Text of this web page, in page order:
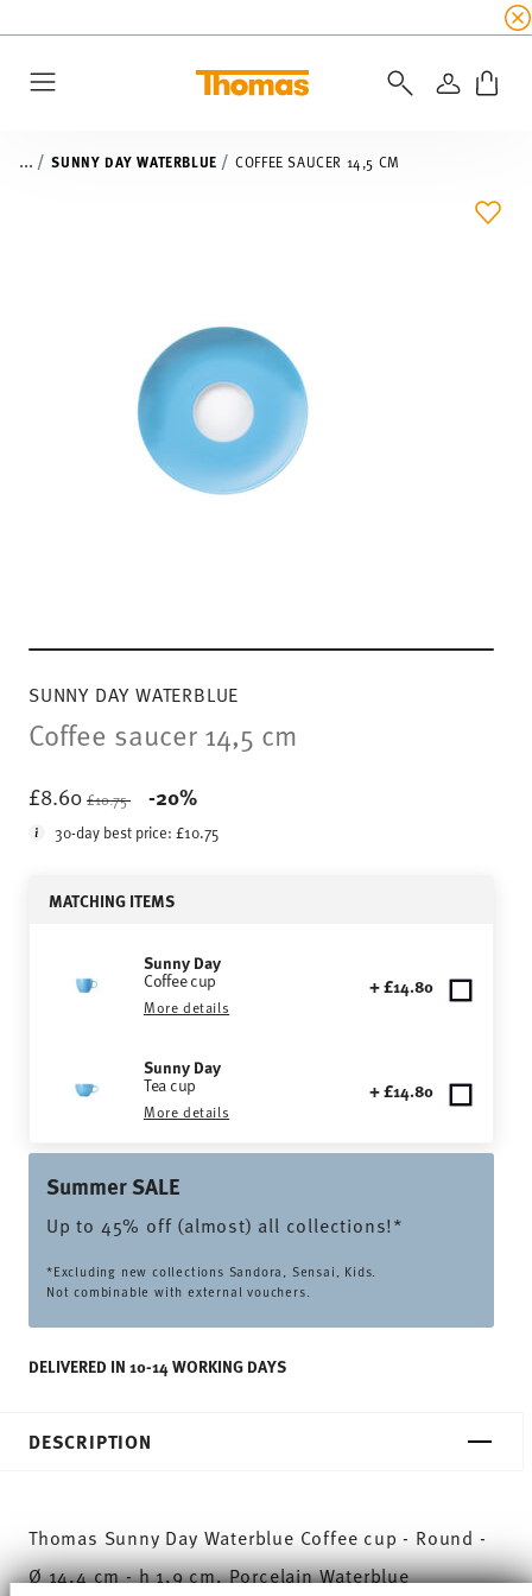
☀️ Up to 45% discount on all
LOGIN
... SUNNY DAY WATERBLUE COFFEE SAUCER 14,5 CM
SUNNY DAY WATERBLUE
Coffee saucer 14,5 cm
£8.60 Price reduced from
£10.75 -20%
30-day best price:£10.75
MATCHING ITEMS
Sunny Day
Coffee cup
More details
+ £14.80
Sunny Day
Tea cup
More details
+ £14.80
Summer SALE
Up to 45% off (almost) all collections!*
*Excluding new collections Sandora, Sensai, Kids.
Not combinable with external vouchers.
DELIVERED IN 10-14 WORKING DAYS
ADD
DESCRIPTION
Thomas Sunny Day Waterblue Coffee cup - Round -
Ø 14,4 cm - h 1,9 cm, Porcelain Waterblue